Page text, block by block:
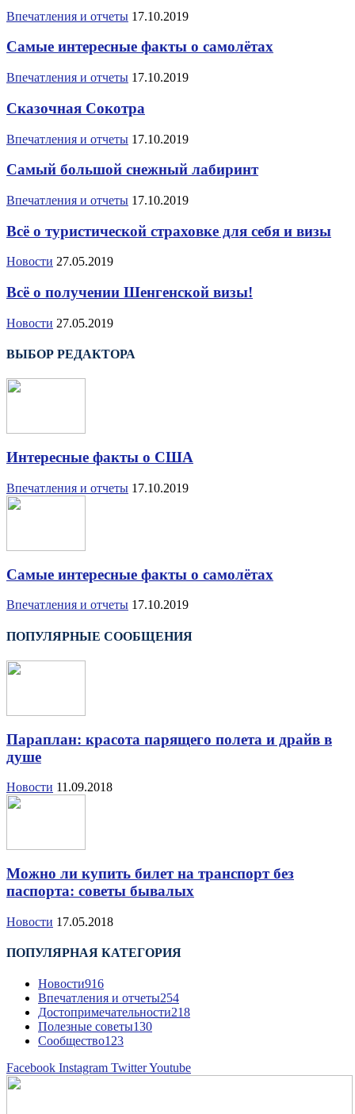
Впечатления и отчеты 17.10.2019
Самые интересные факты о самолётах
Впечатления и отчеты 17.10.2019
Сказочная Сокотра
Впечатления и отчеты 17.10.2019
Самый большой снежный лабиринт
Впечатления и отчеты 17.10.2019
Всё о туристической страховке для себя и визы
Новости 27.05.2019
Всё о получении Шенгенской визы!
Новости 27.05.2019
ВЫБОР РЕДАКТОРА
Интересные факты о США
Впечатления и отчеты 17.10.2019
Самые интересные факты о самолётах
Впечатления и отчеты 17.10.2019
ПОПУЛЯРНЫЕ СООБЩЕНИЯ
Параплан: красота парящего полета и драйв в
душе
Новости 11.09.2018
Можно ли купить билет на транспорт без
паспорта: советы бывалых
Новости 17.05.2018
ПОПУЛЯРНАЯ КАТЕГОРИЯ
Новости916
Впечатления и отчеты254
Достопримечательности218
Полезные советы130
Сообщество123
Facebook Instagram TwitterYoutube